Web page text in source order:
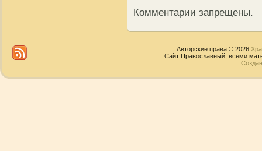
Комментарии запрещены.
Авторские права © 2026
Сайт Православный, всеми